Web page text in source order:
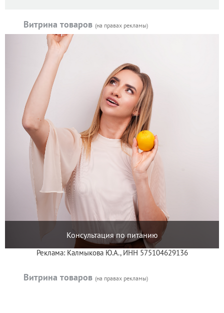
Витрина товаров (на правах рекламы)
Консультация по питанию
Реклама: Калмыкова Ю.А., ИНН 575104629136
Витрина товаров (на правах рекламы)